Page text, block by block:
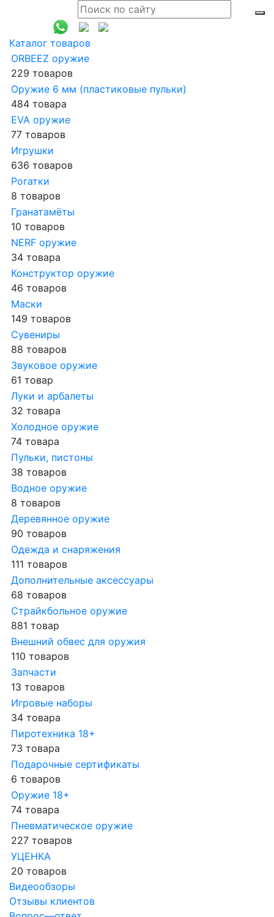
Каталог товаров
ORBEEZ оружие
229 товаров
Оружие 6 мм (пластиковые пульки)
484 товара
EVA оружие
77 товаров
Игрушки
636 товаров
Рогатки
8 товаров
Гранатамёты
10 товаров
NERF оружие
34 товара
Конструктор оружие
46 товаров
Маски
149 товаров
Сувениры
88 товаров
Звуковое оружие
61 товар
Луки и арбалеты
32 товара
Холодное оружие
74 товара
Пульки, пистоны
38 товаров
Водное оружие
8 товаров
Деревянное оружие
90 товаров
Одежда и снаряжения
111 товаров
Дополнительные аксессуары
68 товаров
Страйкбольное оружие
881 товар
Внешний обвес для оружия
110 товаров
Запчасти
13 товаров
Игровые наборы
34 товара
Пиротехника 18+
73 товара
Подарочные сертификаты
6 товаров
Оружие 18+
74 товара
Пневматическое оружие
227 товаров
УЦЕНКА
20 товаров
Видеообзоры
Отзывы клиентов